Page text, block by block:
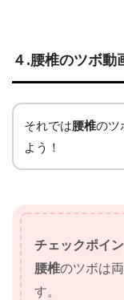
４.腰椎のツボ動
それでは腰椎のツ
よう！
チェックポイ
腰椎のツボは
す。